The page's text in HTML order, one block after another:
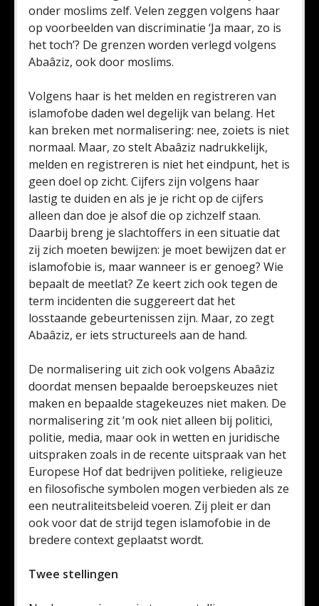
onder moslims zelf. Velen zeggen volgens haar
op voorbeelden van discriminatie ‘Ja maar, zo is
het toch’? De grenzen worden verlegd volgens
Abaâziz, ook door moslims.
Volgens haar is het melden en registreren van
islamofobe daden wel degelijk van belang. Het
kan breken met normalisering: nee, zoiets is niet
normaal. Maar, zo stelt Abaâziz nadrukkelijk,
melden en registreren is niet het eindpunt, het is
geen doel op zicht. Cijfers zijn volgens haar
lastig te duiden en als je je richt op de cijfers
alleen dan doe je alsof die op zichzelf staan.
Daarbij breng je slachtoffers in een situatie dat
zij zich moeten bewijzen: je moet bewijzen dat er
islamofobie is, maar wanneer is er genoeg? Wie
bepaalt de meetlat? Ze keert zich ook tegen de
term incidenten die suggereert dat het
losstaande gebeurtenissen zijn. Maar, zo zegt
Abaâziz, er iets structureels aan de hand.
De normalisering uit zich ook volgens Abaâziz
doordat mensen bepaalde beroepskeuzes niet
maken en bepaalde stagekeuzes niet maken. De
normalisering zit ‘m ook niet alleen bij politici,
politie, media, maar ook in wetten en juridische
uitspraken zoals in de recente uitspraak van het
Europese Hof dat bedrijven politieke, religieuze
en filosofische symbolen mogen verbieden als ze
een neutraliteitsbeleid voeren. Zij pleit er dan
ook voor dat de strijd tegen islamofobie in de
bredere context geplaatst wordt.
Twee stellingen